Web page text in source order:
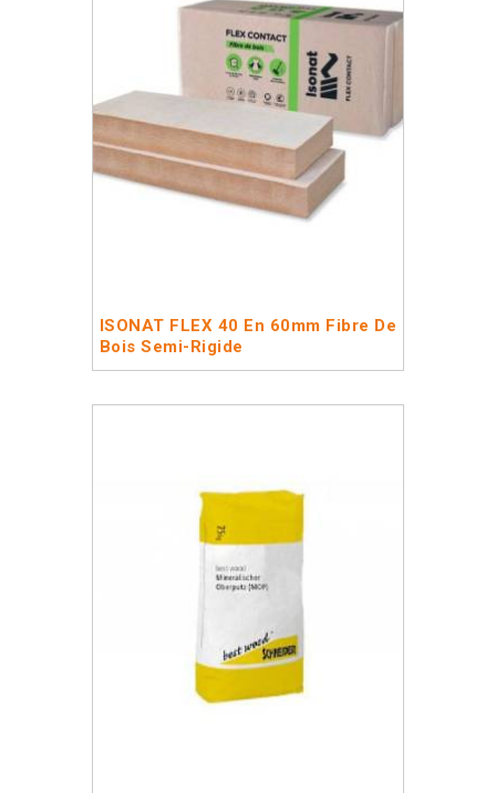
ISONAT FLEX 40 En 60mm Fibre De
Bois Semi-Rigide